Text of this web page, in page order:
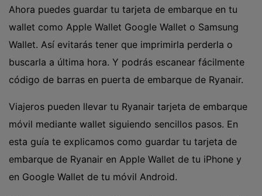
Ahora puedes guardar tu tarjeta de embarque en tu
wallet como Apple Wallet Google Wallet o Samsung
Wallet. Así evitarás tener que imprimirla perderla o
buscarla a última hora. Y podrás escanear fácilmente
código de barras en puerta de embarque de Ryanair.
Viajeros pueden llevar tu Ryanair tarjeta de embarque
móvil mediante wallet siguiendo sencillos pasos. En
esta guía te explicamos como guardar tu tarjeta de
embarque de Ryanair en Apple Wallet de tu iPhone y
en Google Wallet de tu móvil Android.